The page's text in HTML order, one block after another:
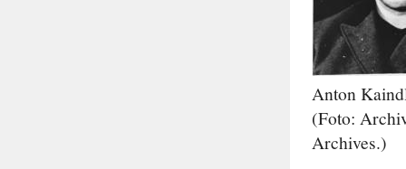
Anton
(Foto:
Archives.)